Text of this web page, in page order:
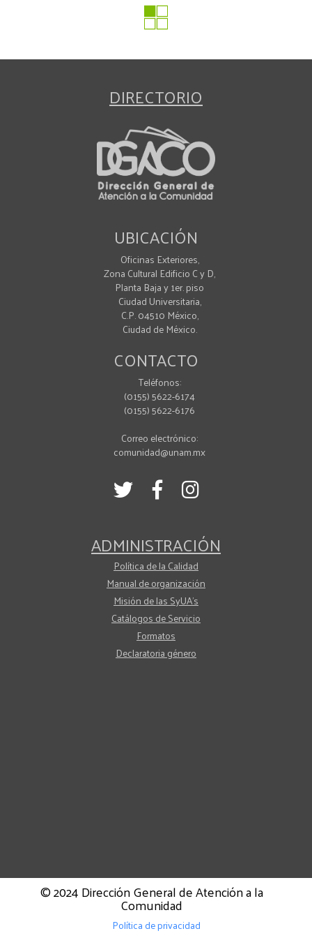
DIRECTORIO
UBICACIÓN
Oficinas Exteriores,
Zona Cultural Edificio C y D,
Planta Baja y 1er. piso
Ciudad Universitaria,
C.P. 04510 México,
Ciudad de México.
CONTACTO
Teléfonos:
(0155) 5622-6174
(0155) 5622-6176
Correo electrónico:
comunidad@unam.mx
ADMINISTRACIÓN
Política de la Calidad
Manual de organización
Misión de las SyUA's
Catálogos de Servicio
Formatos
Declaratoria género
© 2024 Dirección General de Atención a la
Comunidad
Política de privacidad